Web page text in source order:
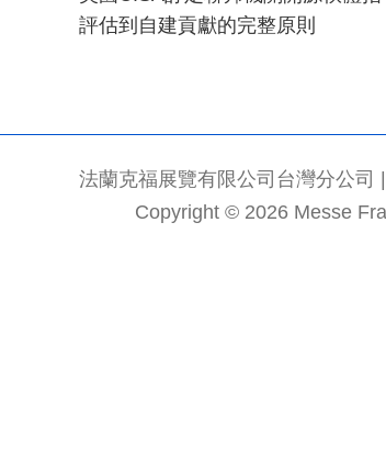
評估到自建貢獻的完整原則
法蘭克福展覽有限公司台灣分公司
Copyright © 2026 Messe